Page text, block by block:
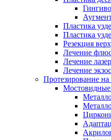
Пластика
Пластика
Резекция
Лечение
Лечение
Лечение
Протезирование